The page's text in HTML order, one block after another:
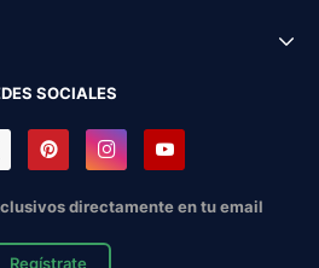
SOCIALES
directamente en tu email
Regístrate